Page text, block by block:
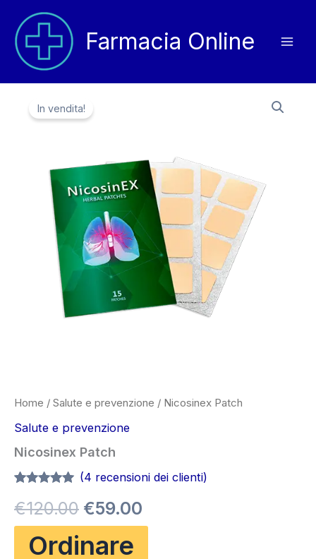
contenuto
Farmacia Online
In vendita!
Home / Salute e prevenzione / Nicosinex Patch
Salute e prevenzione
Nicosinex Patch
su 5 su
base di
recensioni
(4 recensioni dei clienti)
€120.00 Il
prezzo
€59.00
Ordinare